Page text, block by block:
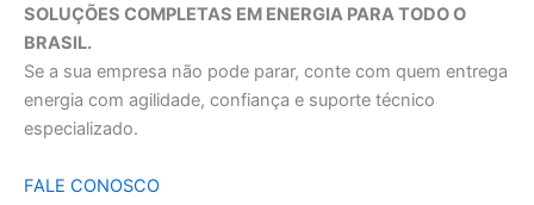
SOLUÇÕES COMPLETAS EM ENERGIA PARA TODO O
BRASIL.
Se a sua empresa não pode parar, conte com quem entrega
energia com agilidade, confiança e suporte técnico
especializado.
FALE CONOSCO